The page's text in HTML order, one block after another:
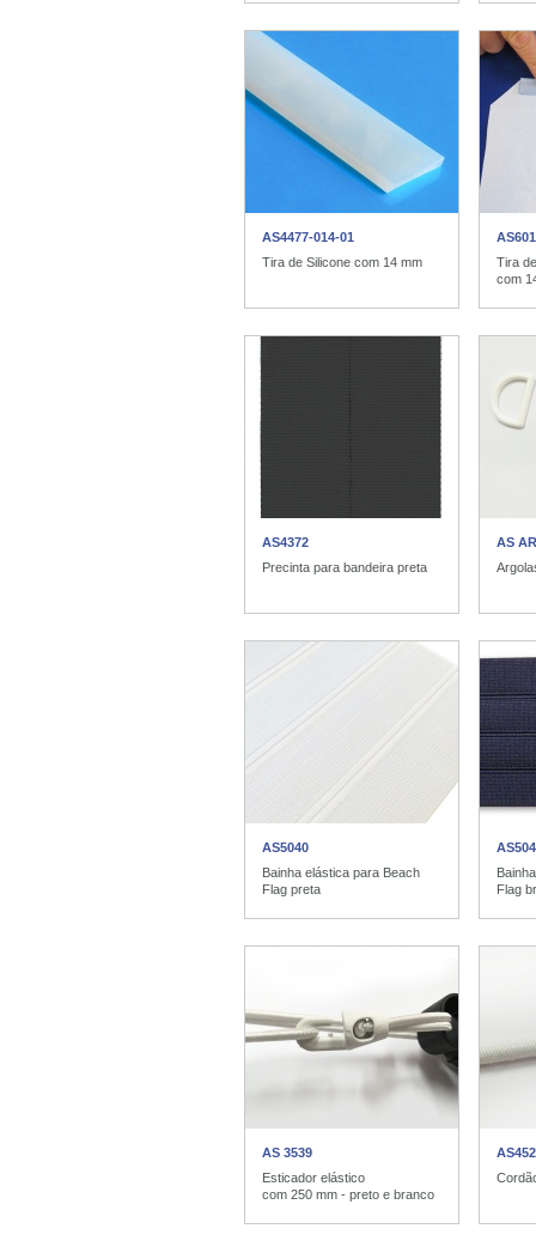
AS4477-014-01
Tira de Silicone com 14 mm
Tira
com
AS4372
Precinta para bandeira preta
AS
AS5040
Bainha elástica para Beach
Flag preta
Flag
AS 3539
Esticador elástico
com 250 mm - preto e branco